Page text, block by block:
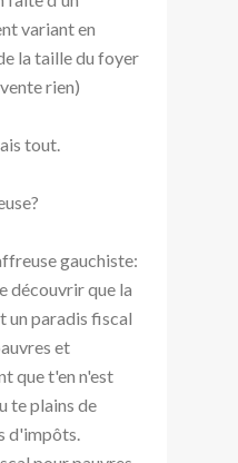
variant en
la taille du foyer
rien)
tout.
gauchiste:
découvrir que la
un paradis fiscal
et
que t'en n'est
te plains de
d'impôts.